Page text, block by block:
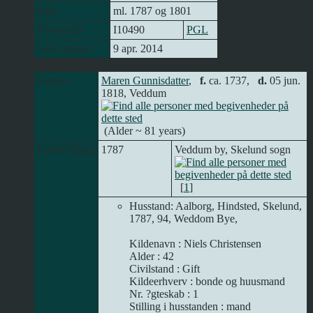
Død
ml. 1787 og 1801
Person-ID
I10490
PGL
Sidst ændret
9 apr. 2014
Familie Maren Gunnisdatter, f. ca. 1737, d. 05 jun.
1818, Veddum
(Alder ~ 81 years)
FolketÃ¦lling
1787 Veddum by, Skelund sogn
[1]
Husstand: Aalborg, Hindsted, Skelund,
1787, 94, Weddom Bye,
Kildenavn : Niels Christensen
Alder : 42
Civilstand : Gift
Kildeerhverv : bonde og huusmand
Nr. ?gteskab : 1
Stilling i husstanden : mand